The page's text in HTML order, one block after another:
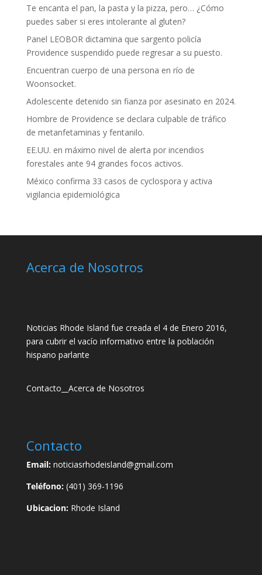
Te encanta el pan, la pasta y la pizza, pero… ¿Cómo
puedes saber si eres intolerante al gluten?
Panel LEOBOR dictamina que sargento policía
Providence suspendido puede regresar a su puesto.
Encuentran cuerpo de una persona en río de
Woonsocket.
Adolescente detenido sin fianza por asesinato en 2024.
Hombre de Providence se declara culpable de tráfico
de metanfetaminas y fentanilo.
EE.UU. en máximo nivel de alerta por incendios
forestales ante 94 grandes focos activos.
México confirma 33 casos de cyclospora y activa
vigilancia epidemiológica
Acerca de Nosotros
Noticias Rhode Island fue creada el 4 de Enero 2016,
para cubrir el vacío informativo entre la población
hispano parlante
Contacto Acerca de Nosotros
Contacto
Email:noticiasrhodeisland@gmail.com
Teléfono:(401) 369-1196
Ubicacion:Rhode Island